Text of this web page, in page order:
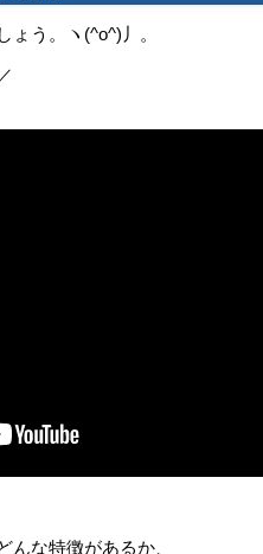
う。ヽ(^o^)丿。
な特徴があるか、